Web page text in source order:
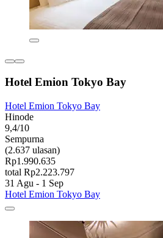
Hotel Emion Tokyo Bay
Hotel Emion Tokyo Bay
Hinode
9,4/10
Sempurna
(2.637 ulasan)
Rp1.990.635
total Rp2.223.797
31 Agu - 1 Sep
Hotel Emion Tokyo Bay